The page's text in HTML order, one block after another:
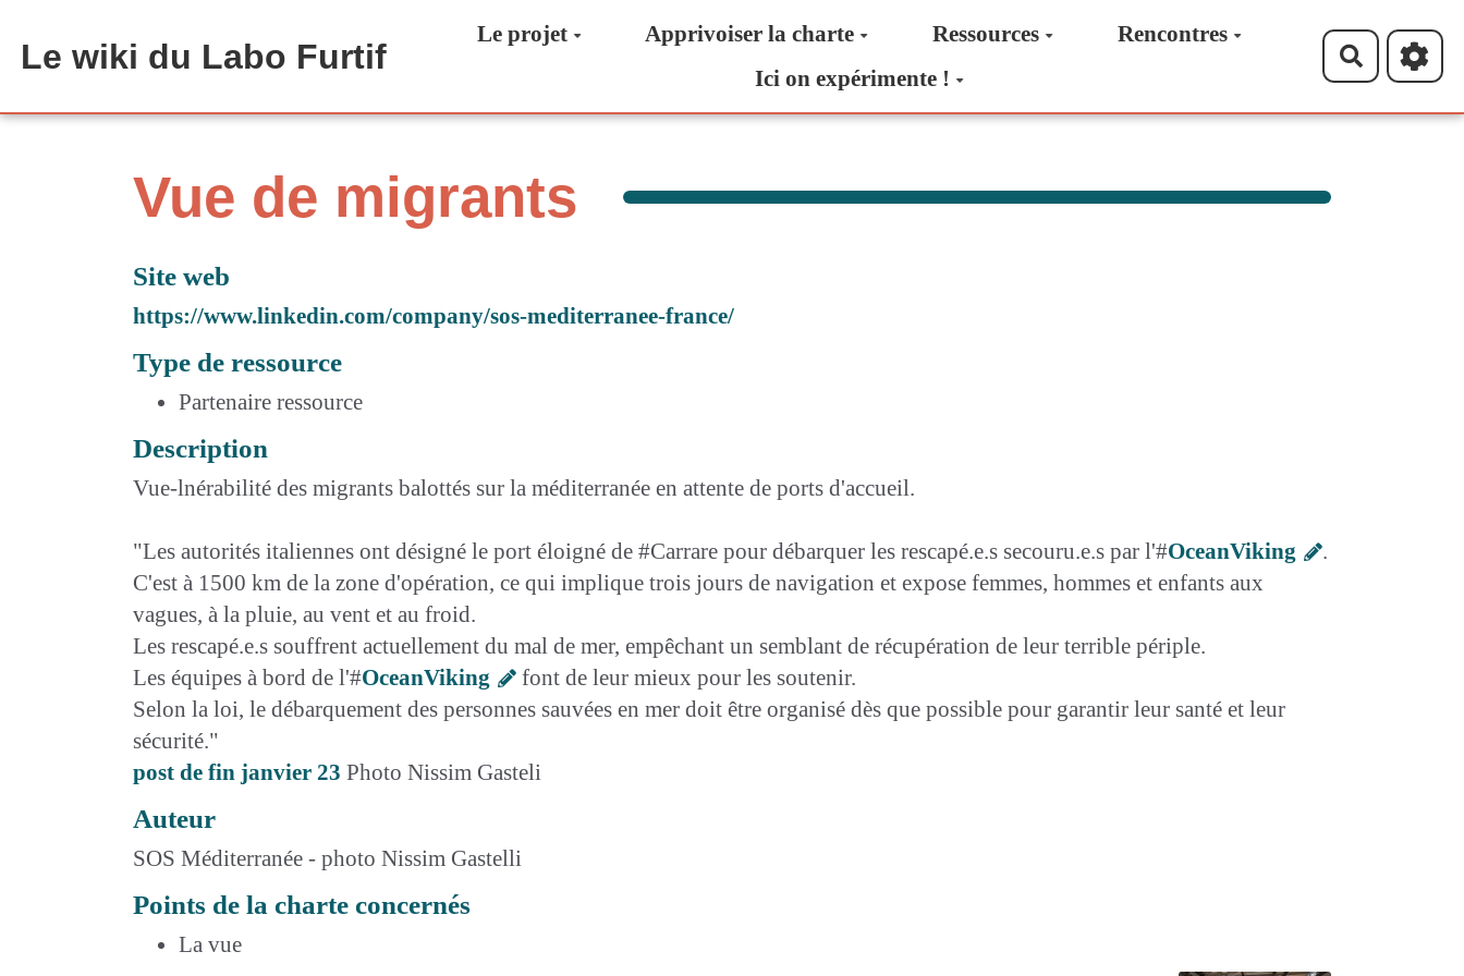
Le wiki du Labo Furtif
Le projet Apprivoiser la charte Ressources
Rencontres
Ici on expérimente !
Vue de migrants
Site web
https://www.linkedin.com/company/sos-mediterranee-france/
Type de ressource
Partenaire ressource
Description
Vue-lnérabilité des migrants balottés sur la méditerranée en attente de ports d'accueil.
"Les autorités italiennes ont désigné le port éloigné de #Carrare pour débarquer les rescapé.e.s secouru.e.s par l'#OceanViking
.
C'est à 1500 km de la zone d'opération, ce qui implique trois jours de navigation et expose femmes, hommes et enfants aux
vagues, à la pluie, au vent et au froid.
Les rescapé.e.s souffrent actuellement du mal de mer, empêchant un semblant de récupération de leur terrible périple.
Les équipes à bord de l'#OceanViking
font de leur mieux pour les soutenir.
Selon la loi, le débarquement des personnes sauvées en mer doit être organisé dès que possible pour garantir leur santé et leur
sécurité."
post de fin janvier 23 Photo Nissim Gasteli
Auteur
SOS Méditerranée - photo Nissim Gastelli
Points de la charte concernés
La vue